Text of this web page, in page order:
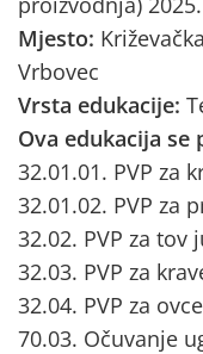
Mjesto:
Vrbovec
Vrsta edukacije:
Ova edukacija se
32.01.01. PVP za
32.01.02. PVP za
32.02. PVP za tov
32.03. PVP za
32.04. PVP za
70.03. Očuvanje